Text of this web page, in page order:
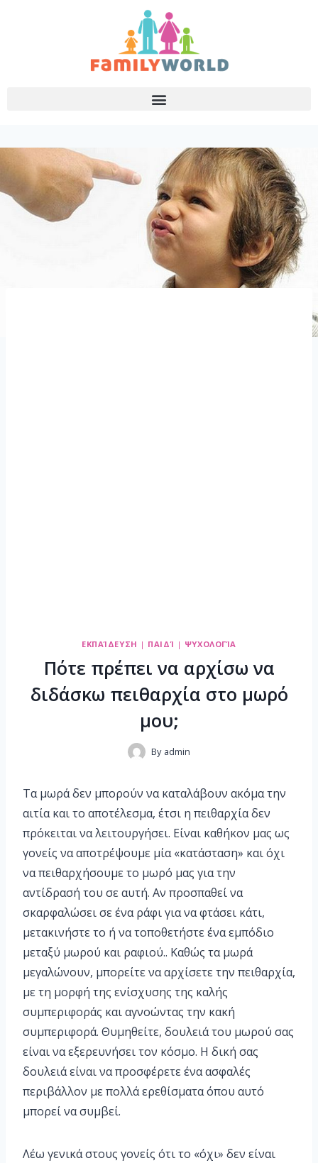
ΕΚΠΑΊΔΕΥΣΗ | ΠΑΙΔΊ | ΨΥΧΟΛΟΓΊΑ
Πότε πρέπει να αρχίσω να
διδάσκω πειθαρχία στο μωρό
μου;
By admin
Τα μωρά δεν μπορούν να καταλάβουν ακόμα την
αιτία και το αποτέλεσμα, έτσι η πειθαρχία δεν
πρόκειται να λειτουργήσει. Είναι καθήκον μας ως
γονείς να αποτρέψουμε μία «κατάσταση» και όχι
να πειθαρχήσουμε το μωρό μας για την
αντίδρασή του σε αυτή. Αν προσπαθεί να
σκαρφαλώσει σε ένα ράφι για να φτάσει κάτι,
μετακινήστε το ή να τοποθετήστε ένα εμπόδιο
μεταξύ μωρού και ραφιού.. Καθώς τα μωρά
μεγαλώνουν, μπορείτε να αρχίσετε την πειθαρχία,
με τη μορφή της ενίσχυσης της καλής
συμπεριφοράς και αγνοώντας την κακή
συμπεριφορά. Θυμηθείτε, δουλειά του μωρού σας
είναι να εξερευνήσει τον κόσμο. Η δική σας
δουλειά είναι να προσφέρετε ένα ασφαλές
περιβάλλον με πολλά ερεθίσματα όπου αυτό
μπορεί να συμβεί.
Λέω γενικά στους γονείς ότι το «όχι» δεν είναι